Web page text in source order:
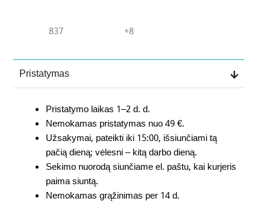
837 +8
Pristatymas
Pristatymo laikas 1–2 d. d.
Nemokamas pristatymas nuo 49 €.
Užsakymai, pateikti iki 15:00, išsiunčiami tą
pačią dieną; vėlesni – kitą darbo dieną.
Sekimo nuorodą siunčiame el. paštu, kai kurjeris
paima siuntą.
Nemokamas grąžinimas per 14 d.